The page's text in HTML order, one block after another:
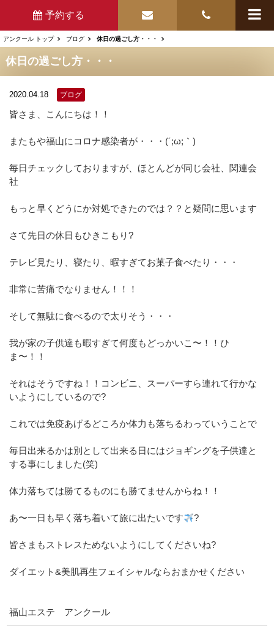
予約する
アンクール トップ ブログ 休日の過ごし方・・・
休日の過ごし方・・・
2020.04.18 ブログ
皆さま、こんにちは！！
またもや福山にコロナ感染者が・・・(´;ω;｀)
毎日チェックしておりますが、ほとんどが同じ会社、関連会
社
もっと早くどうにか対処できたのでは？？と疑問に思います
さて先日の休日もひきこもり?
テレビ見たり、寝たり、暇すぎてお菓子食べたり・・・
非常に苦痛でなりません！！！
そして無駄に食べるので太りそう・・・
我が家の子供達も暇すぎて何度もどっかいこ〜！！ひ
ま〜！！
それはそうですね！！コンビニ、スーパーすら連れて行かな
いようにしているので?
これでは免疫あげるどころか体力も落ちるわっていうことで
毎日出来るかは別として出来る日にはジョギングを子供達と
する事にしました(笑)
体力落ちては勝てるものにも勝てませんからね！！
あ〜一日も早く落ち着いて旅に出たいです ?
皆さまもストレスためないようにしてくださいね?
ダイエット&美肌再生フェイシャルならおまかせください
福山エステ アンクール